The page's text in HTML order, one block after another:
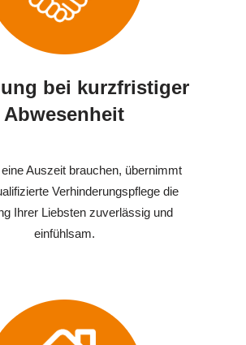
bei kurzfristiger
Abwesenheit
Auszeit brauchen, übernimmt
Verhinderungspflege die
Ihrer Liebsten zuverlässig und
einfühlsam.